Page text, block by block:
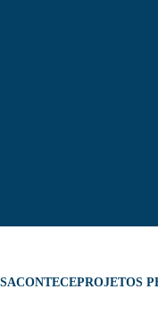
ACONTECEPROJETOS